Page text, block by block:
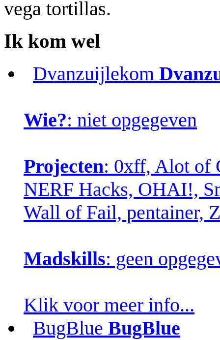
vega tortillas.
Ik kom wel
Dvanzuijlekom
Wie?: niet opgegeven
Projecten: 0xff, Alot of
NERF Hacks, OHAI!,
Wall of Fail, pentainer,
Madskills: geen
Klik voor meer info...
BugBlue BugBlue